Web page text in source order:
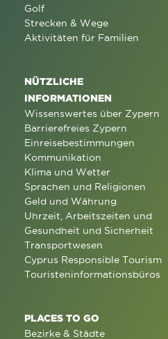
Golf
Strecken & Wege
Aktivitäten für Familien
NÜTZLICHE
INFORMATIONEN
Wissenswertes über Zypern
Barrierefreies Zypern
Einreisebestimmungen
Kommunikation
Klima und Wetter
Sprachen und Religionen
Geld und Währung
Uhrzeit, Arbeitszeiten und
Gesundheit und Sicherheit
Transportwesen
Cyprus Responsible Tourism
Touristeninformationsbüros
PLACES TO GO
Bezirke & Städte